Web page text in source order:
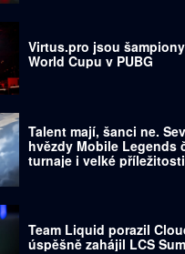
Virtus.pro jsou
World Cupu v PUBG
Talent mají, šanci ne.
hvězdy Mobile Legends
turnaje i velké příležitosti
Team Liquid porazil
úspěšně zahájil LCS